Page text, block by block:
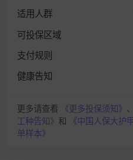
适用人群
可投保区域
支付规则
健康告知
更多请查看 《更多投保须知》 、
工种告知》 和
《中国人保大护
单样本》